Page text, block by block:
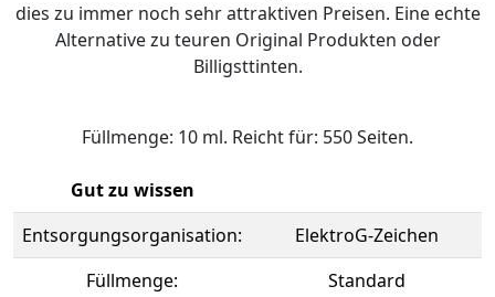
dies zu immer noch sehr attraktiven Preisen. Eine echte
Alternative zu teuren Original Produkten oder
Billigsttinten.
Füllmenge: 10 ml. Reicht für: 550 Seiten.
Gut zu wissen
Entsorgungsorganisation:
ElektroG-Zeichen
Füllmenge:
Standard